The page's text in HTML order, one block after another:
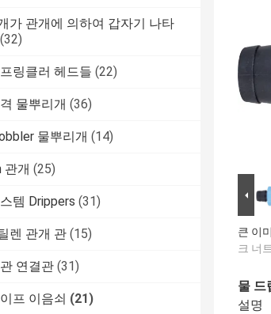
가 관개에 의하여 갑자기 나타
(32)
링클러 헤드들 (22)
물뿌리개 (36)
물뿌리개 (14)
관개 (25)
템 Drippers (31)
렌 관개 관 (15)
연결관 (31)
프 이음쇠 (21)
큰 이
크 너
물 드
설명